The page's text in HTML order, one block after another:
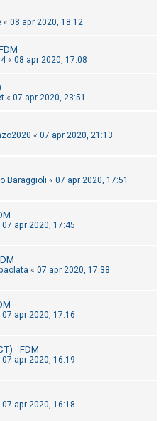
« 08 apr 2020, 18:12
« 08 apr 2020, 17:08
« 07 apr 2020, 23:51
« 07 apr 2020, 21:13
Baraggioli « 07 apr 2020, 17:51
07 apr 2020, 17:45
« 07 apr 2020, 17:38
07 apr 2020, 17:16
- FDM
07 apr 2020, 16:19
07 apr 2020, 16:18